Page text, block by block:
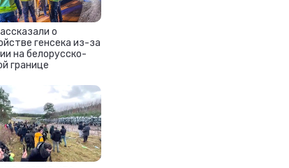
о
генсека из-за
на белорусско-
границе